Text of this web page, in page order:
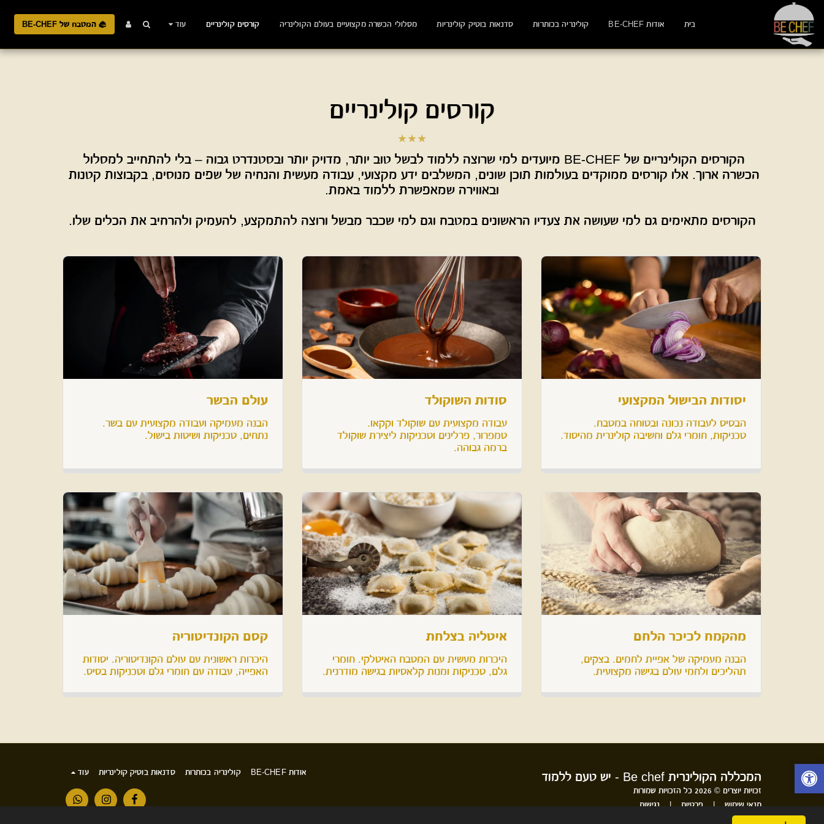
בית אודות BE-CHEF קולינריה בכותרות סדנאות בוטיק קולינריות מסלולי הכשרה מקצועיים בעולם הקולינריה קורסים קולינריים עוד המטבח של BE-CHEF
קורסים קולינריים
★
★
★
הקורסים מתאימים גם למי שעושה את צעדיו הראשונים במטבח וגם למי שכבר מבשל ורוצה להתמקצע, להעמיק ולהרחיב את הכלים שלו.
יסודות הבישול המקצועי
טכניקות, חומרי גלם וחשיבה קולינרית מהיסוד.
סודות השוקולד
ברמה גבוהה.
עולם הבשר
נתחים, טכניקות ושיטות בישול.
מהקמח לכיכר הלחם
הבנה מעמיקה של אפיית לחמים. בצקים,
תהליכים ולחמי עולם בגישה מקצועית.
איטליה בצלחת
היכרות מעשית עם המטבח האיטלקי. חומרי
גלם, טכניקות ומנות קלאסיות בגישה מודרנית.
קסם הקונדיטוריה
היכרות ראשונית עם עולם הקונדיטוריה. יסודות
האפייה, עבודה עם חומרי גלם וטכניקות בסיס.
המכללה הקולינרית Be chef - יש טעם ללמוד
זכויות יוצרים © 2026 כל הזכויות שמורות
תנאי שימוש|פרטיות|נגישות
אודות BE-CHEF קולינריה בכותרות סדנאות בוטיק קולינריות עוד